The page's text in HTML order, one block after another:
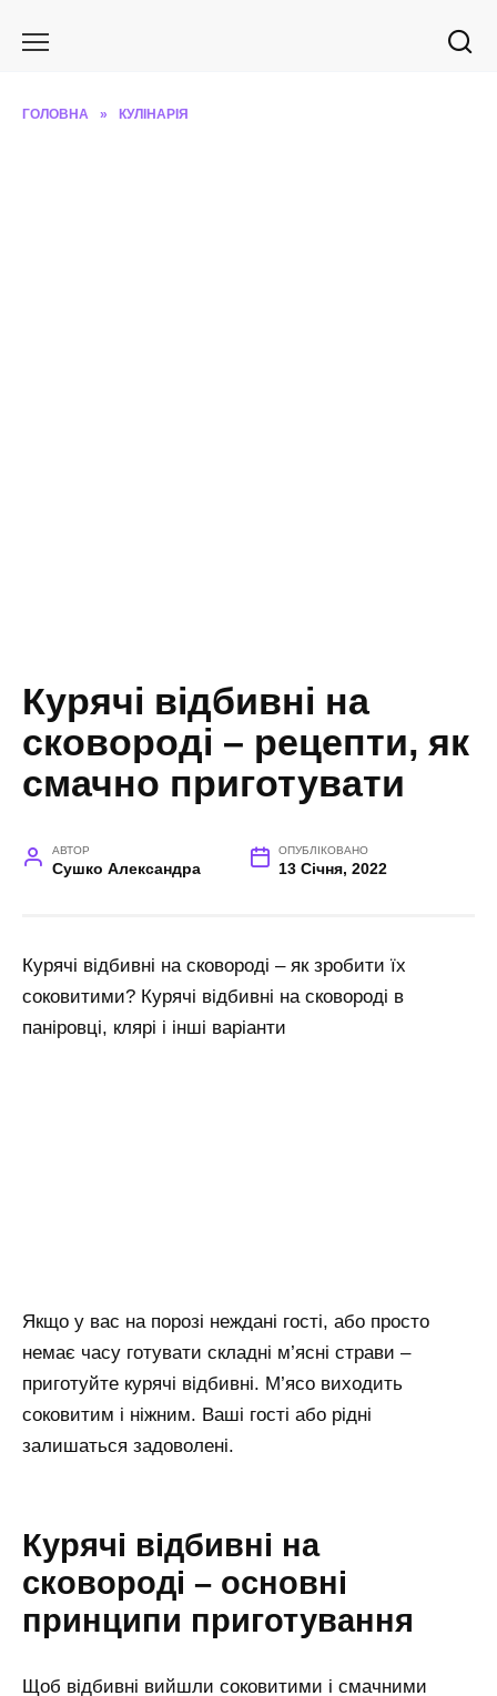
ГОЛОВНА » КУЛІНАРІЯ
Курячі відбивні на
сковороді – рецепти, як
смачно приготувати
АВТОР
Сушко Александра
ОПУБЛІКОВАНО
13 Січня, 2022
Курячі відбивні на сковороді – як зробити їх
соковитими? Курячі відбивні на сковороді в
паніровці, клярі і інші варіанти
Якщо у вас на порозі неждані гості, або просто
немає часу готувати складні м’ясні страви –
приготуйте курячі відбивні. М’ясо виходить
соковитим і ніжним. Ваші гості або рідні
залишаться задоволені.
Курячі відбивні на
сковороді – основні
принципи приготування
Щоб відбивні вийшли соковитими і смачними